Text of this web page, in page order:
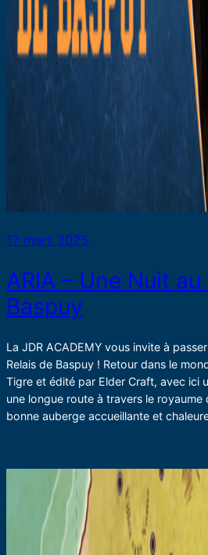
17 mars 2025
ARIA – Une Nuit
Baspuy
La JDR ACADEMY vous invite à
Relais de Baspuy ! Retour dans le
Tigre et édité par Elder Craft, avec ici
une longue route à travers le royaume
bonne auberge accueillante et